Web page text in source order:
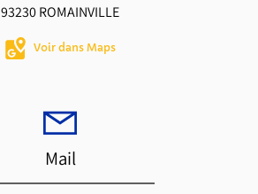
93230 ROMAINVILLE
Voir dans Maps
Mail